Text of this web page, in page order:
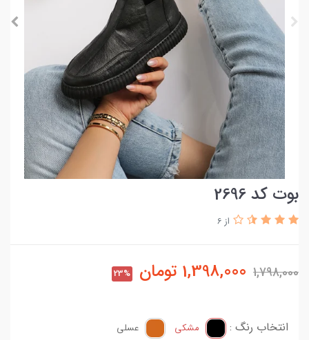
بوت کد 2696
از 6
1,798,000
1,398,000 تومان 23%
انتخاب رنگ : مشکی عسلی